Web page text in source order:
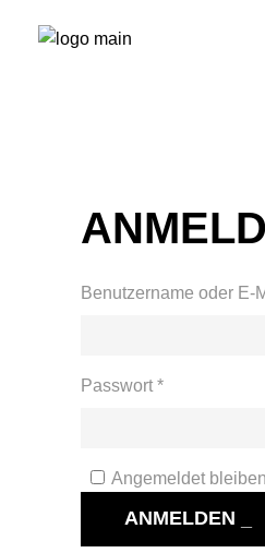
Benutzername oder E-
Passwort *Erforderlich
Angemeldet bleiben
ANMELDEN